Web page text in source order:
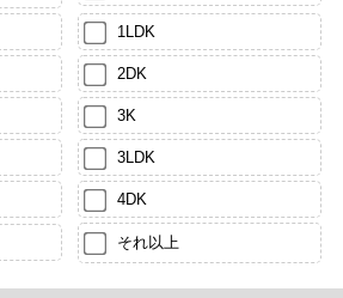
1LDK
2DK
3K
3LDK
4DK
それ以上